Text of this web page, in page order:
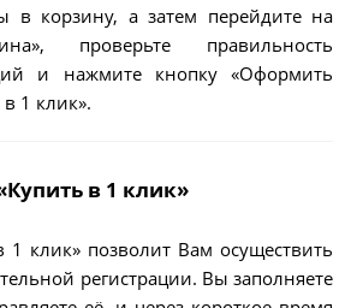
в корзину, а затем перейдите на
проверьте правильность
и нажмите кнопку «Оформить
1 клик».
в 1 клик»
1 клик» позволит Вам осуществить
регистрации. Вы заполняете